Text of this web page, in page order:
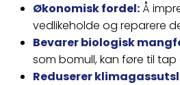
Økonomisk fordel: Å
vedlikeholde og reparere
Bevarer biologisk
som bomull, kan føre til
Reduserer